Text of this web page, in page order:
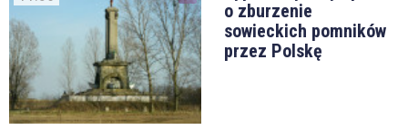
o zburzenie
sowieckich pomników
przez Polskę